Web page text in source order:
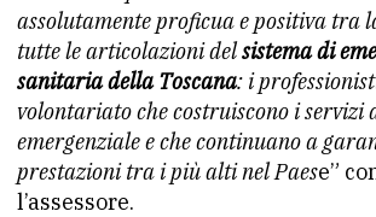
assolutamente proficua e positiva tra
tutte le articolazioni delsistema di
sanitaria della Toscana: i
volontariato che costruiscono i servizi
emergenziale e che continuano a
prestazioni tra i più alti nel Paese”
l’assessore.